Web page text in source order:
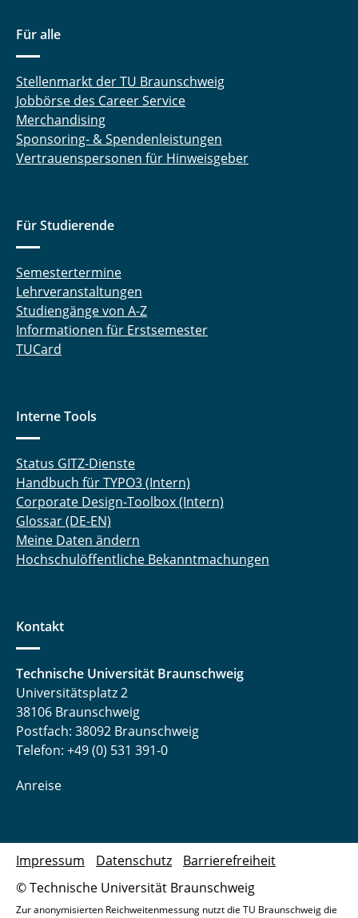
Sabine Noppenberger
Sebastian Benze
Sophie Linnemann
Für alle
Stellenmarkt der TU Braunschweig
Jobbörse des Career Service
Merchandising
Sponsoring- & Spendenleistungen
Vertrauenspersonen für Hinweisgeber
Für Studierende
Semestertermine
Lehrveranstaltungen
Studiengänge von A-Z
Informationen für Erstsemester
TUCard
Interne Tools
Status GITZ-Dienste
Handbuch für TYPO3 (Intern)
Corporate Design-Toolbox (Intern)
Glossar (DE-EN)
Meine Daten ändern
Hochschulöffentliche Bekanntmachungen
Kontakt
Technische Universität Braunschweig
Universitätsplatz 2
38106 Braunschweig
Postfach: 38092 Braunschweig
Telefon: +49 (0) 531 391-0
Anreise
© Technische Universität Braunschweig
Impressum Datenschutz Barrierefreiheit
Zur anonymisierten Reichweitenmessung nutzt die TU Braunschweig die